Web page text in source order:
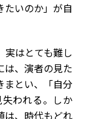
たいのか」が自
はとても難し
は、演者の見た
まとい、「自分
われる。しか
は、時代もどれ